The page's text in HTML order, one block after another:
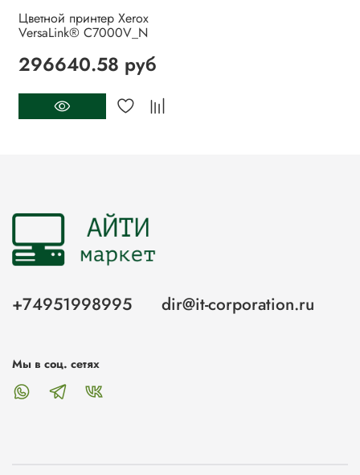
Цветной принтер Xerox
VersaLink® C7000V_N
296640.58 руб
+74951998995 dir@it-corporation.ru
Мы в соц. сетях